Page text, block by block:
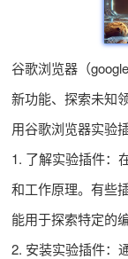
谷歌浏览器（
新功能、探索未知
用谷歌浏览器实验
1. 了解实验插件：
和工作原理。有些
能用于探索特定的
2. 安装实验插件：